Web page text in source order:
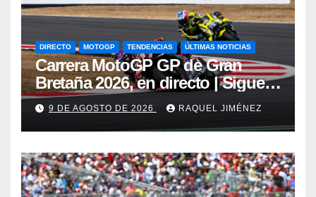
DIRECTO MOTOGP TENDENCIAS ÚLTIMAS NOTICIAS
Carrera MotoGP GP de Gran
Bretaña 2026, en directo | Sigue
en vivo la carrera de Silverstone
con Jorge Martín y Marc Márquez
9 DE AGOSTO DE 2026 RAQUEL JIMÉNEZ